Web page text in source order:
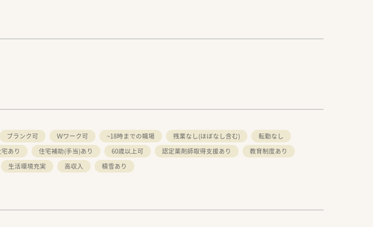
ブランク可 Ｗワーク可 ~18時までの職場 残業なし(ほぼなし含む)
転勤なし
宅あり 住宅補助(手当)あり 60歳以上可 認定薬剤師取得支援あり
教育制度あり
生活環境充実 高収入 積雪あり